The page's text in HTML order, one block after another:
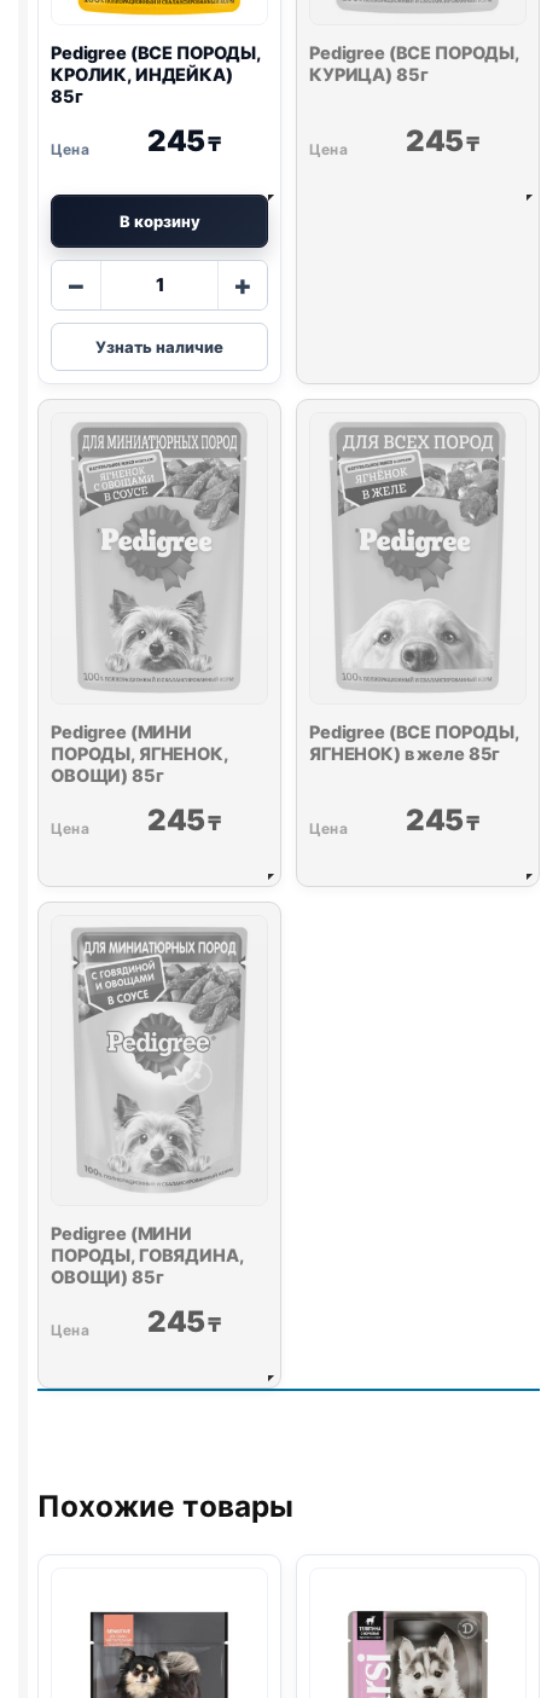
Pedigree (ВСЕ ПОРОДЫ,
КРОЛИК, ИНДЕЙКА)
85г
245₸
В корзину
−
Количество
Pedigree
(ВСЕ
ПОРОДЫ,
ИНДЕЙКА)
85г
+
Узнать наличие
Pedigree (ВСЕ ПОРОДЫ,
КУРИЦА) 85г
245₸
Pedigree (МИНИ
ПОРОДЫ, ЯГНЕНОК,
ОВОЩИ) 85г
245₸
Pedigree (ВСЕ ПОРОДЫ,
ЯГНЕНОК) в желе 85г
245₸
Pedigree (МИНИ
ПОРОДЫ, ГОВЯДИНА,
ОВОЩИ) 85г
245₸
Похожие товары